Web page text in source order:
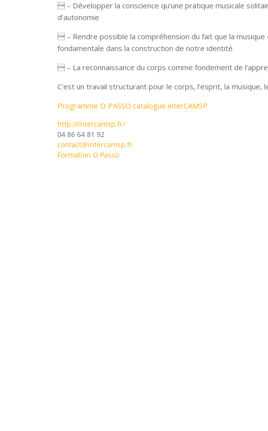
 – Développer la conscience qu’une pratique musicale
d’autonomie
 – Rendre possible la compréhension du fait que la
fondamentale dans la construction de notre identité
 – La reconnaissance du corps comme fondement de
C’est un travail structurant pour le corps, l’esprit, la
Programme O PASSO catalogue interCAMSP
http://intercamsp.fr/
04 86 64 81 92
contact@intercamsp.fr
Formation O Passo